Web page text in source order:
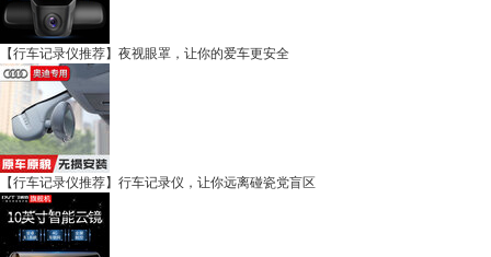
【行车记录仪推荐】夜视眼罩，让你的爱车更安全
【行车记录仪推荐】行车记录仪，让你远离碰瓷党盲区